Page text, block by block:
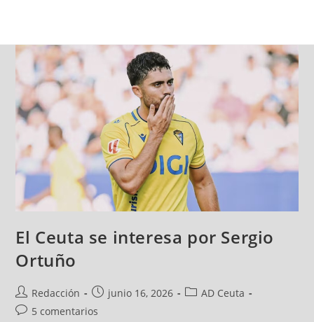
El Ceuta se interesa por Sergio
Ortuño
Redacción junio 16, 2026
AD Ceuta
5 comentarios